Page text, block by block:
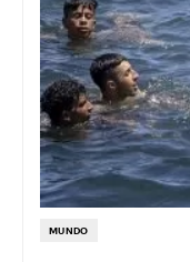
MUNDO